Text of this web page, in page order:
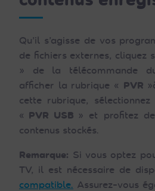
Qu’il s’agisse de vos
de fichiers externes, cliquez
» de la télécommande
afficher la rubrique « PVR
cette rubrique, sélectionnez
« PVR USB » et profitez
contenus stockés.
Remarque: Si vous optez
TV, il est nécessaire de
compatible. Assurez-vous